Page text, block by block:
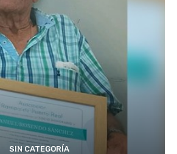
SIN CATEGORÍA